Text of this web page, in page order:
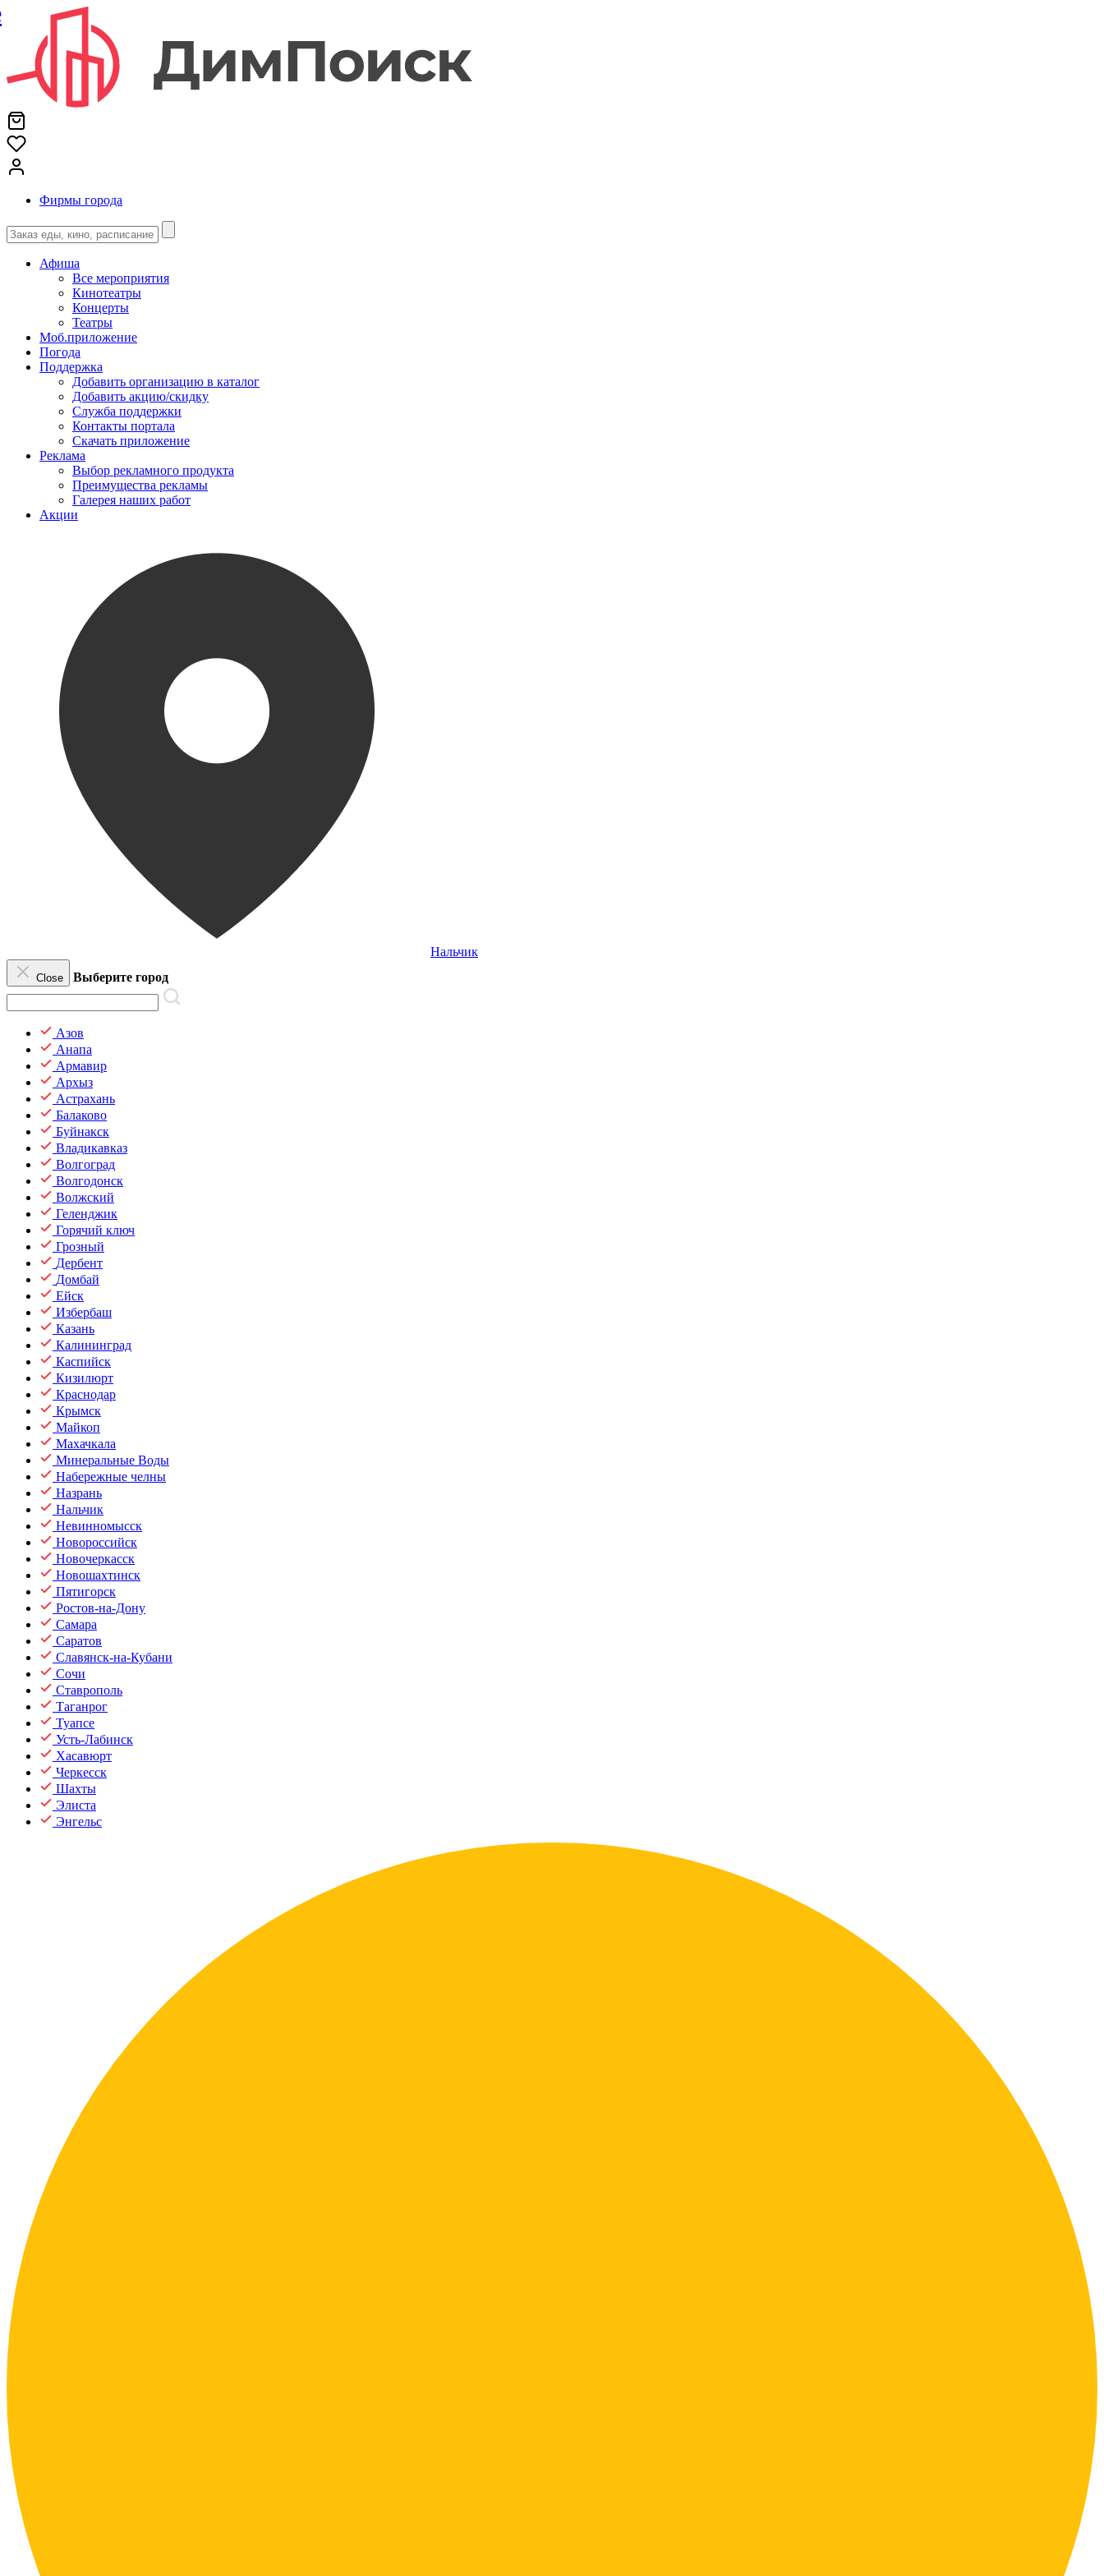
Фирмы города
Афиша
Все мероприятия
Кинотеатры
Концерты
Театры
Моб.приложение
Погода
Поддержка
Добавить организацию в каталог
Добавить акцию/скидку
Служба поддержки
Контакты портала
Скачать приложение
Реклама
Выбор рекламного продукта
Преимущества рекламы
Галерея наших работ
Акции
Нальчик
Close Выберите город
Азов
Анапа
Армавир
Архыз
Астрахань
Балаково
Буйнакск
Владикавказ
Волгоград
Волгодонск
Волжский
Геленджик
Горячий ключ
Грозный
Дербент
Домбай
Ейск
Избербаш
Казань
Калининград
Каспийск
Кизилюрт
Краснодар
Крымск
Майкоп
Махачкала
Минеральные Воды
Набережные челны
Назрань
Нальчик
Невинномысск
Новороссийск
Новочеркасск
Новошахтинск
Пятигорск
Ростов-на-Дону
Самара
Саратов
Славянск-на-Кубани
Сочи
Ставрополь
Таганрог
Туапсе
Усть-Лабинск
Хасавюрт
Черкесск
Шахты
Элиста
Энгельс